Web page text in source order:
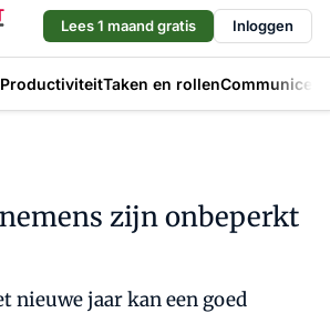
Lees 1 maand gratis Inloggen
ProductiviteitTaken en rollen
zijn onbeperkt
nieuwe jaar kan een goed